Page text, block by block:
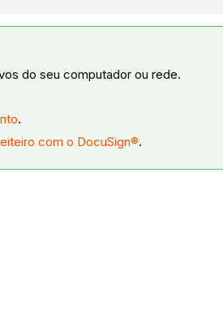
do seu computador ou rede.
.
com o DocuSign®.